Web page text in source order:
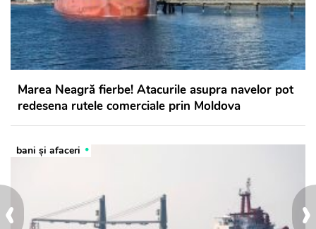
›
‹
Marea Neagră fierbe! Atacurile asupra navelor pot
redesena rutele comerciale prin Moldova
bani și afaceri